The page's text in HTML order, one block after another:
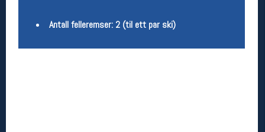
Antall felleremser: 2 (til ett par ski)
Åpningstider butikk